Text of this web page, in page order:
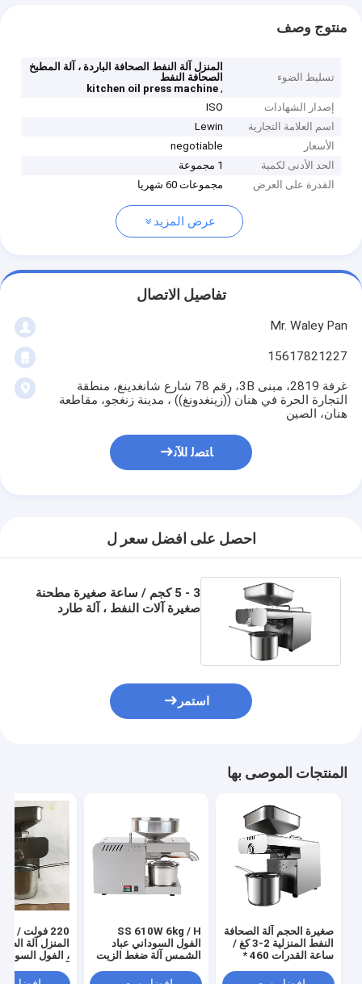
منتوج وصف
تسليط الضوء
المنزل آلة النفط الصحافة الباردة ، آلة المطبخ
الصحافة النفط
,
kitchen oil press machine
إصدار الشهادات
ISO
اسم العلامة التجارية
Lewin
الأسعار
negotiable
الحد الأدنى لكمية
1 مجموعة
القدرة على العرض
مجموعات 60 شهريا
عرض المزيد
تفاصيل الاتصال
Mr. Waley Pan
15617821227
غرفة 2819، مبنى 3B، رقم 78 شارع شانغدينغ، منطقة
التجارة الحرة في هنان ((زينغدونغ)) ، مدينة زنغجو، مقاطعة
هنان، الصين
ﺎﺘﺼﻟ ﺍﻶﻧ
احصل على افضل سعر ل
3 - 5 كجم / ساعة صغيرة مطحنة
صغيرة آلات النفط ، آلة طارد
استمر
المنتجات الموصى بها
صغيرة الحجم آلة الصحافة
النفط المنزلية 2-3 كغ /
ساعة القدرات 460 *
SS 610W 6kg / H
الفول السوداني عباد
الشمس آلة ضغط الزيت
المنزل آلة
، الفول